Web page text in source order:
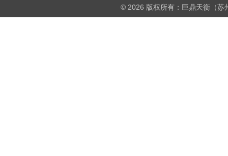
© 2026 版权所有：巨鼎天衡（